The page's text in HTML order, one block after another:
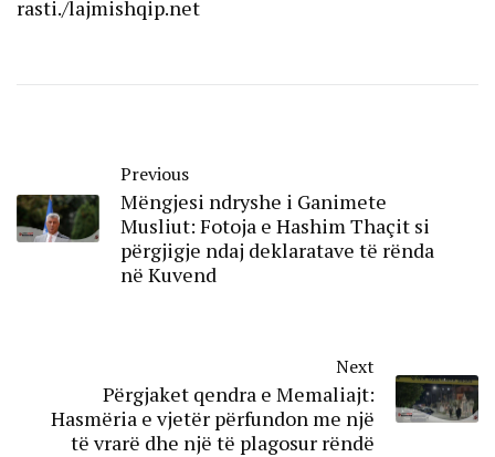
rasti./lajmishqip.net
Previous
Mëngjesi ndryshe i Ganimete
Musliut: Fotoja e Hashim Thaçit si
përgjigje ndaj deklaratave të rënda
në Kuvend
Next
Përgjaket qendra e Memaliajt:
Hasmëria e vjetër përfundon me një
të vrarë dhe një të plagosur rëndë